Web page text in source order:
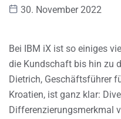
30. November 2022
Bei IBM iX ist so einiges
die Kundschaft bis hin zu
Dietrich, Geschäftsführer
Kroatien, ist ganz klar:
Differenzierungsmerkmal